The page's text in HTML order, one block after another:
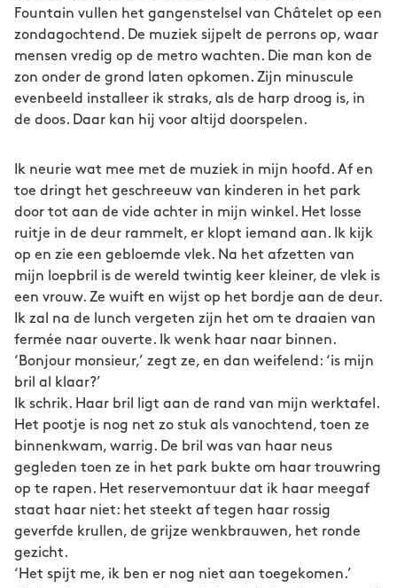
Fountain vullen het gangenstelsel van Châtelet op een
zondagochtend. De muziek sijpelt de perrons op, waar
mensen vredig op de metro wachten. Die man kon de
zon onder de grond laten opkomen. Zijn minuscule
evenbeeld installeer ik straks, als de harp droog is, in
de doos. Daar kan hij voor altijd doorspelen.
Ik neurie wat mee met de muziek in mijn hoofd. Af en
toe dringt het geschreeuw van kinderen in het park
door tot aan de vide achter in mijn winkel. Het losse
ruitje in de deur rammelt, er klopt iemand aan. Ik kijk
op en zie een gebloemde vlek. Na het afzetten van
mijn loepbril is de wereld twintig keer kleiner, de vlek is
een vrouw. Ze wuift en wijst op het bordje aan de deur.
Ik zal na de lunch vergeten zijn het om te draaien van
fermée naar ouverte. Ik wenk haar naar binnen.
‘Bonjour monsieur,’ zegt ze, en dan weifelend: ‘is mijn
bril al klaar?’
Ik schrik. Haar bril ligt aan de rand van mijn werktafel.
Het pootje is nog net zo stuk als vanochtend, toen ze
binnenkwam, warrig. De bril was van haar neus
gegleden toen ze in het park bukte om haar trouwring
op te rapen. Het reservemontuur dat ik haar meegaf
staat haar niet: het steekt af tegen haar rossig
geverfde krullen, de grijze wenkbrauwen, het ronde
gezicht.
‘Het spijt me, ik ben er nog niet aan toegekomen.’